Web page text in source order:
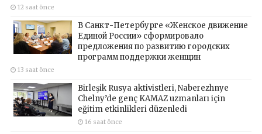
12 saat önce
В Санкт-Петербурге «Женское движение
Единой России» сформировало
предложения по развитию городских
программ поддержки женщин
13 saat önce
Birleşik Rusya aktivistleri, Naberezhnye
Chelny’de genç KAMAZ uzmanları için
eğitim etkinlikleri düzenledi
16 saat önce